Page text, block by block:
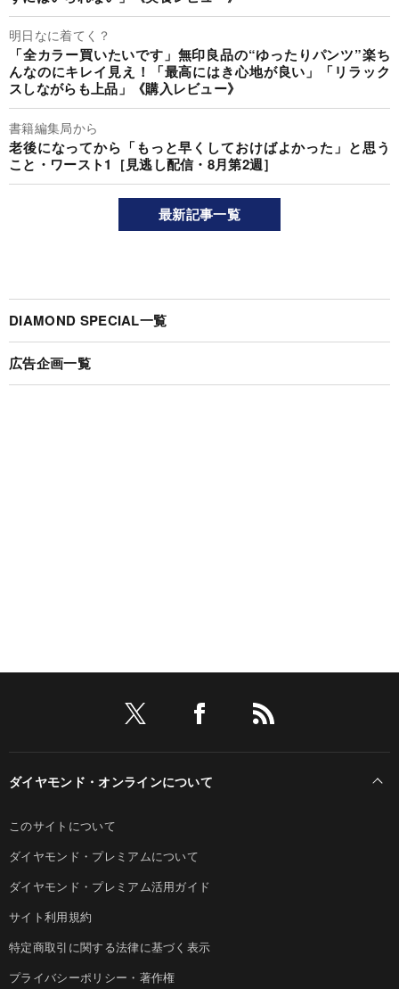
明日なに着てく？
「全カラー買いたいです」無印良品の“ゆったりパンツ”楽ち
んなのにキレイ見え！「最高にはき心地が良い」「リラック
スしながらも上品」《購入レビュー》
書籍編集局から
老後になってから「もっと早くしておけばよかった」と思う
こと・ワースト1［見逃し配信・8月第2週］
最新記事一覧
DIAMOND SPECIAL一覧
広告企画一覧
ダイヤモンド・オンラインについて
このサイトについて
ダイヤモンド・プレミアムについて
ダイヤモンド・プレミアム活用ガイド
サイト利用規約
特定商取引に関する法律に基づく表示
プライバシーポリシー・著作権